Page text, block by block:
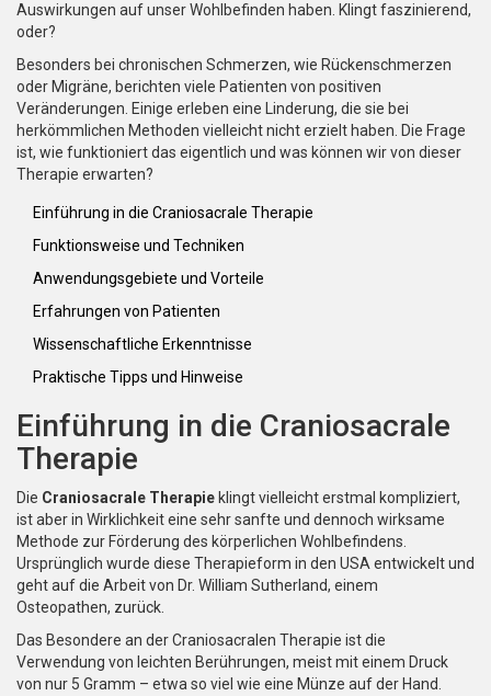
Auswirkungen auf unser Wohlbefinden haben. Klingt faszinierend,
oder?
Besonders bei chronischen Schmerzen, wie Rückenschmerzen
oder Migräne, berichten viele Patienten von positiven
Veränderungen. Einige erleben eine Linderung, die sie bei
herkömmlichen Methoden vielleicht nicht erzielt haben. Die Frage
ist, wie funktioniert das eigentlich und was können wir von dieser
Therapie erwarten?
Einführung in die Craniosacrale Therapie
Funktionsweise und Techniken
Anwendungsgebiete und Vorteile
Erfahrungen von Patienten
Wissenschaftliche Erkenntnisse
Praktische Tipps und Hinweise
Einführung in die Craniosacrale
Therapie
Die Craniosacrale Therapie klingt vielleicht erstmal kompliziert,
ist aber in Wirklichkeit eine sehr sanfte und dennoch wirksame
Methode zur Förderung des körperlichen Wohlbefindens.
Ursprünglich wurde diese Therapieform in den USA entwickelt und
geht auf die Arbeit von Dr. William Sutherland, einem
Osteopathen, zurück.
Das Besondere an der Craniosacralen Therapie ist die
Verwendung von leichten Berührungen, meist mit einem Druck
von nur 5 Gramm – etwa so viel wie eine Münze auf der Hand.